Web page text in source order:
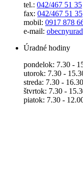
tel.: 042/467 51 35
fax: 042/467 51 35
mobil: 0917 878
e-mail:
Úradné hodiny
pondelok: 7.30 -
utorok: 7.30 -
streda: 7.30 - 16.30
štvrtok: 7.30 -
piatok: 7.30 -